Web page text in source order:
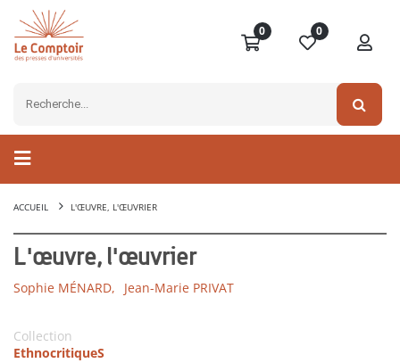
0 0
ACCUEIL L'ŒUVRE, L'ŒUVRIER
L'œuvre, l'œuvrier
Sophie MÉNARD, Jean-Marie PRIVAT
Collection
EthnocritiqueS